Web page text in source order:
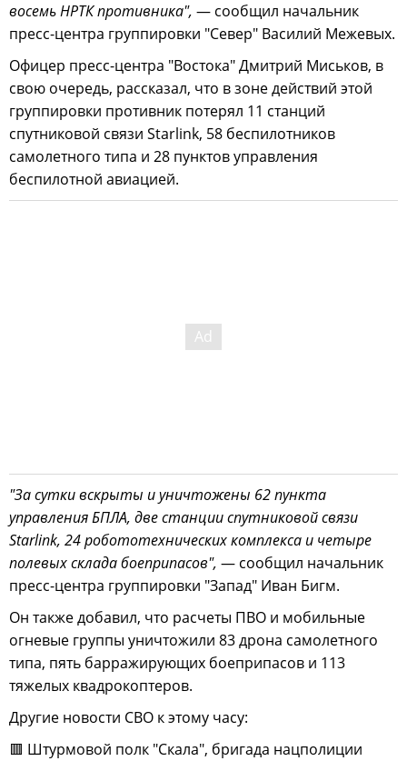
восемь НРТК противника", — сообщил начальник
пресс-центра группировки "Север" Василий Межевых.
Офицер пресс-центра "Востока" Дмитрий Миськов, в
свою очередь, рассказал, что в зоне действий этой
группировки противник потерял 11 станций
спутниковой связи Starlink, 58 беспилотников
самолетного типа и 28 пунктов управления
беспилотной авиацией.
"За сутки вскрыты и уничтожены 62 пункта
управления БПЛА, две станции спутниковой связи
Starlink, 24 робототехнических комплекса и четыре
полевых склада боеприпасов", — сообщил начальник
пресс-центра группировки "Запад" Иван Бигм.
Он также добавил, что расчеты ПВО и мобильные
огневые группы уничтожили 83 дрона самолетного
типа, пять барражирующих боеприпасов и 113
тяжелых квадрокоптеров.
Другие новости СВО к этому часу:
🟥 Штурмовой полк "Скала", бригада нацполиции